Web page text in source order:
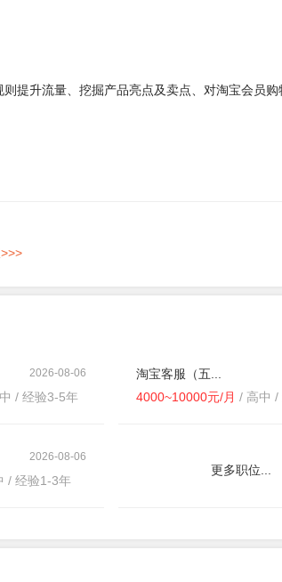
提升流量、挖掘产品亮点及卖点、对淘宝会员购
2026-08-06
/ 经验3-5年
淘宝客服（五...
4000~10000元/月 / 高中 /
2026-08-06
/ 经验1-3年
更多职位...